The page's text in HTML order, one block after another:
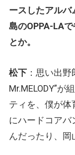
ースしたアルバ
島のOPPA-LA
とか。
松下 ：思い出
Mr.MELODY”が
ティを、僕が体
にハードコアバ
んだったり、岡